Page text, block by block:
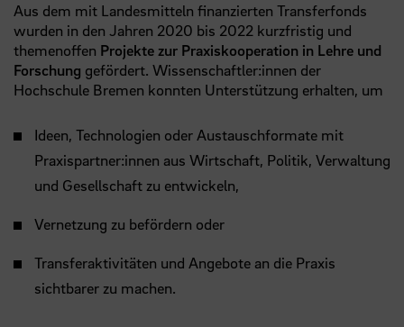
Aus dem mit Landesmitteln finanzierten Transferfonds
wurden in den Jahren 2020 bis 2022 kurzfristig und
themenoffen Projekte zur Praxiskooperation in Lehre und
Forschung gefördert. Wissenschaftler:innen der
Hochschule Bremen konnten Unterstützung erhalten, um
Ideen, Technologien oder Austauschformate mit
Praxispartner:innen aus Wirtschaft, Politik, Verwaltung
und Gesellschaft zu entwickeln,
Vernetzung zu befördern oder
Transferaktivitäten und Angebote an die Praxis
sichtbarer zu machen.